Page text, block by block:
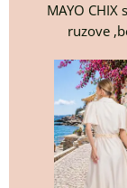
MAYO CHIX
ruzove